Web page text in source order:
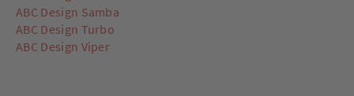
ABC Design Samba
ABC Design Turbo
ABC Design Viper